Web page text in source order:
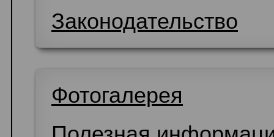
Законодательство
Фотогалерея